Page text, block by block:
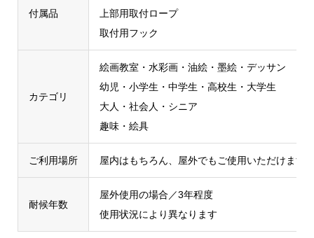
付属品
上部用取付ロープ
取付用フック
カテゴリ
絵画教室・水彩画・油絵・墨絵・デッサン
幼児・小学生・中学生・高校生・大学生
大人・社会人・シニア
趣味・絵具
ご利用場所 屋内はもちろん、屋外でもご使用いただけます
耐候年数
屋外使用の場合／3年程度
使用状況により異なります